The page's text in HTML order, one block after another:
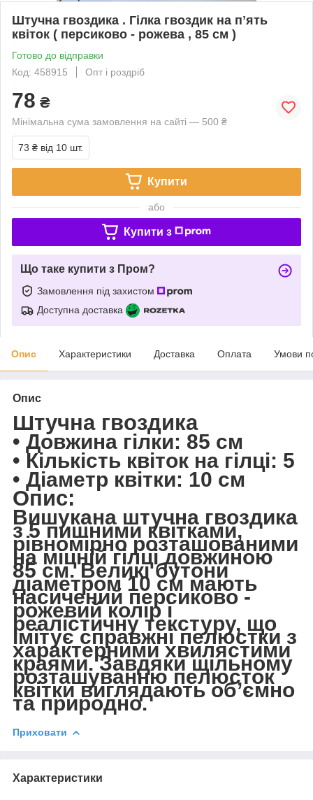
Штучна гвоздика . Гілка гвоздик на пʼять
квіток ( персиково - рожева , 85 см )
Готово до відправки
Код: 458915
Опт і роздріб
78 ₴
Мінімальна сума замовлення на сайті — 500 ₴
73 ₴ від 10 шт.
Купити
або
Купити з
Що таке купити з Пром?
Замовлення під захистом
Доступна доставка
Опис Характеристики Доставка Оплата Умови
Опис
Штучна гвоздика
• Довжина гілки: 85 см
• Кількість квіток на гілці: 5
• Діаметр квітки: 10 см
Опис:
Вишукана штучна гвоздика
з 5 пишними квітками,
рівномірно розташованими
на міцній гілці довжиною
85 см. Великі бутони
діаметром 10 см мають
насичений персиково -
рожевий колір і
реалістичну текстуру, що
імітує справжні пелюстки з
характерними хвилястими
краями. Завдяки щільному
розташуванню пелюсток
квітки виглядають об’ємно
та природно.
Приховати
Характеристики